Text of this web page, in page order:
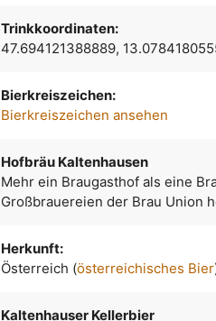
Trinkkoordinaten:
47.694121388889,
Bierkreiszeichen:
Bierkreiszeichen ansehen
Hofbräu Kaltenhausen
Mehr ein Braugasthof als eine
Großbrauereien der Brau Union
Herkunft:
Österreich (österreichisches Bier
Kaltenhauser Kellerbier